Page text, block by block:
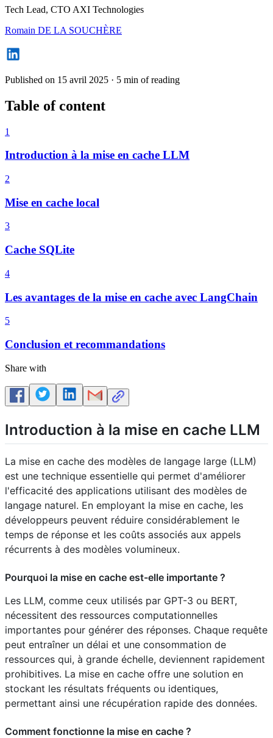
Tech Lead, CTO AXI Technologies
Romain DE LA SOUCHÈRE
Published on 15 avril 2025 · 5 min of reading
Table of content
1
Introduction à la mise en cache LLM
2
Mise en cache local
3
Cache SQLite
4
Les avantages de la mise en cache avec LangChain
5
Conclusion et recommandations
Share with
Introduction à la mise en cache LLM
La mise en cache des modèles de langage large (LLM)
est une technique essentielle qui permet d'améliorer
l'efficacité des applications utilisant des modèles de
langage naturel. En employant la mise en cache, les
développeurs peuvent réduire considérablement le
temps de réponse et les coûts associés aux appels
récurrents à des modèles volumineux.
Pourquoi la mise en cache est-elle importante ?
Les LLM, comme ceux utilisés par GPT-3 ou BERT,
nécessitent des ressources computationnelles
importantes pour générer des réponses. Chaque requête
peut entraîner un délai et une consommation de
ressources qui, à grande échelle, deviennent rapidement
prohibitives. La mise en cache offre une solution en
stockant les résultats fréquents ou identiques,
permettant ainsi une récupération rapide des données.
Comment fonctionne la mise en cache ?